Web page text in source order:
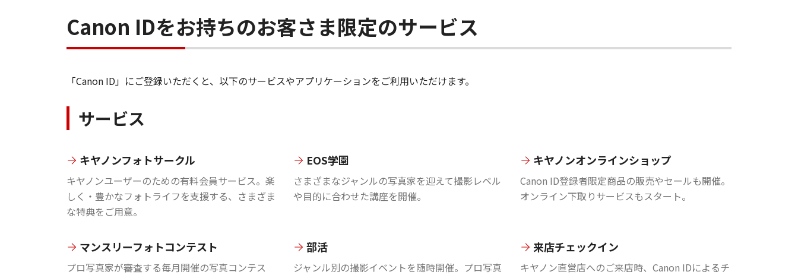
Canon IDをお持ちのお客さま限定のサービス
「Canon ID」にご登録いただくと、以下のサービスやアプリケーションをご利用いただけます。
サービス
キヤノンフォトサークル
キヤノンユーザーのための有料会員サービス。楽
しく・豊かなフォトライフを支援する、さまざま
な特典をご用意。
EOS学園
さまざまなジャンルの写真家を迎えて撮影レベル
や目的に合わせた講座を開催。
キヤノンオンラインショップ
Canon ID登録者限定商品の販売やセールも開催。
オンライン下取りサービスもスタート。
マンスリーフォトコンテスト
プロ写真家が審査する毎月開催の写真コンテス
部活
ジャンル別の撮影イベントを随時開催。プロ写真
来店チェックイン
キヤノン直営店へのご来店時、Canon IDによるチ